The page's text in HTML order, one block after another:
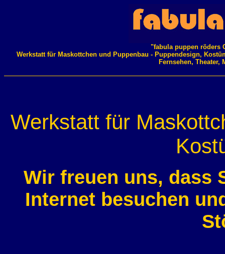
"fabula puppen röders
Werkstatt für Maskottchen und Puppenbau - Puppendesign,
Fernsehen, Theater,
Werkstatt für
Wir freuen uns, dass
Internet besuchen